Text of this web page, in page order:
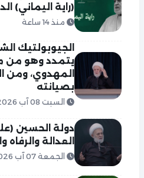
(راية اليماني)
منذ 14 ساعة
الجيوبولتيك
يتمدد وهو من
المهدوي، ومن
بصيانته
السبت 08 آب 2026
دولة الحسين
العدالة والرفاه
الجمعة 07 آب 2026